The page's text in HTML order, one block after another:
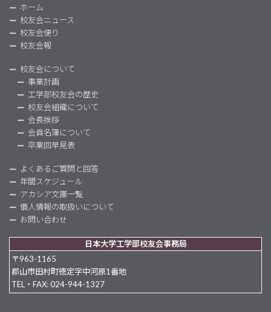
ホーム
校友会ニュース
校友会便り
校友会報
校友会について
事業計画
工学部校友会の歴史
校友会組織について
会長挨拶
会員名簿について
卒業回早見表
よくあるご質問と回答
年間スケジュール
アカシア文庫一覧
個人情報の取扱いについて
お問い合わせ
日本大学工学部校友会事務局
〒963-1165
郡山市田村町徳定字中河原1番地
TEL・FAX: 024-944-1327